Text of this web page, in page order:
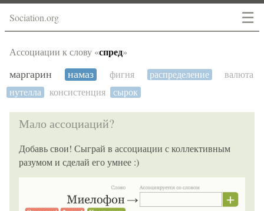
☰
Sociation.org
Ассоциации к слову «спред»
маргарин намаз фигня распределение
валюта
нутелла
консистенция сырок
Мало ассоциаций?
Добавь свои! Сыграй в ассоциации с коллективным
разумом и сделай его умнее :)